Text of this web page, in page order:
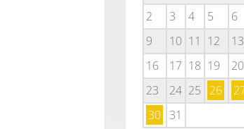
2
3 4 5 6
9
10 11 12 13
16
17 18 19 20
23
24 25 26
30 31